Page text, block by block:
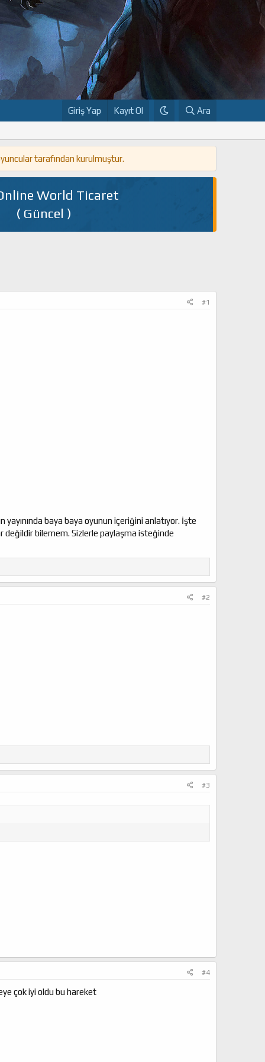
Giriş Yap Kayıt Ol Ara
tarafından kurulmuştur.
World Ticaret
( Güncel )
#1
baya baya oyunun içeriğini anlatıyor. İşte
değildir bilemem. Sizlerle paylaşma isteğinde
#2
#3
#4
çok iyi oldu bu hareket